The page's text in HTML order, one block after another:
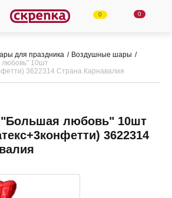
0 0
для праздника
Воздушные шары
10шт
3622314 Страна Карнавалия
любовь" 10шт
3622314